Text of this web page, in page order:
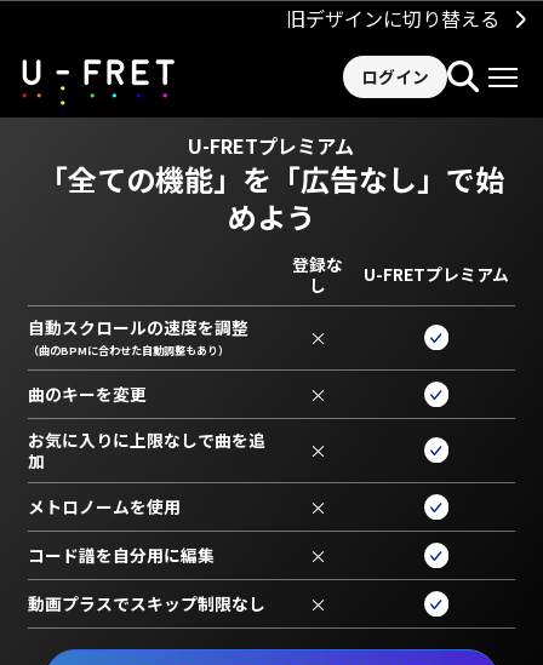
旧デザインに切り替える
ログイン
U-FRETプレミアム
「全ての機能」を 「広告なし」で始
めよう
登録な
し
U-FRETプレミアム
自動スクロールの速度を調整
（曲のBPMに合わせた自動調整もあり） ×
曲のキーを変更 ×
お気に入りに上限なしで曲を追
加
×
メトロノームを使用 ×
コード譜を自分用に編集 ×
動画プラスでスキップ制限なし ×